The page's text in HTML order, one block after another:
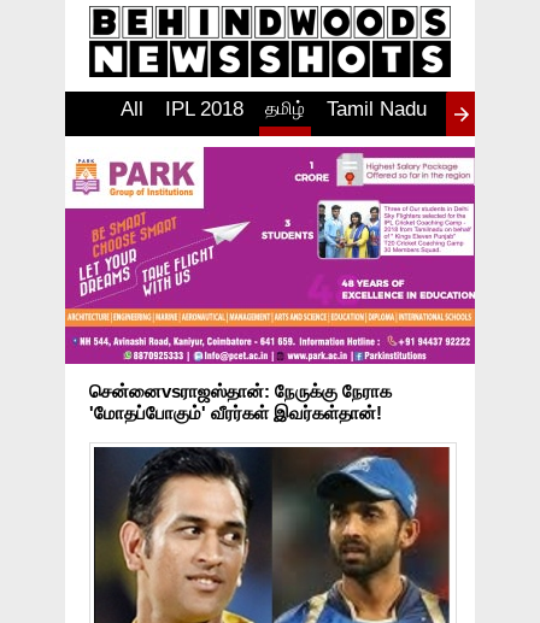
All IPL 2018 தமிழ் Tamil Nadu தமிழ்
India
சென்னைvsராஜஸ்தான்: நேருக்கு நேராக
'மோதப்போகும்' வீரர்கள் இவர்கள்தான்!